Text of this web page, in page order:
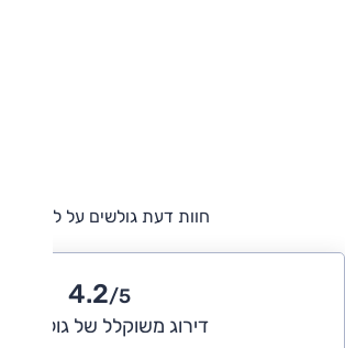
חוות דעת גולשים על לקסוס NX
4.2/5
דירוג משוקלל של גולשי אוטו